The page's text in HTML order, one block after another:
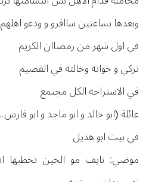
وبعدها بساعتين ساافرو و ودعو اهلهم
في اول شهر من رمضاان الكريم
تركي و خواته وخالته في القصيم
في الاستراحه الكل مجتمع
عائلة (ابو خالد و ابو ماجد و ابو
في بيت ابو هديل
موضي: نايف مو الحين تخطبها